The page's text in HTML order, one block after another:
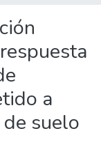
a
suelo